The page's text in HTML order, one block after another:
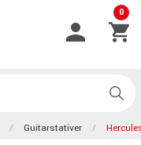
0
Guitarstativer